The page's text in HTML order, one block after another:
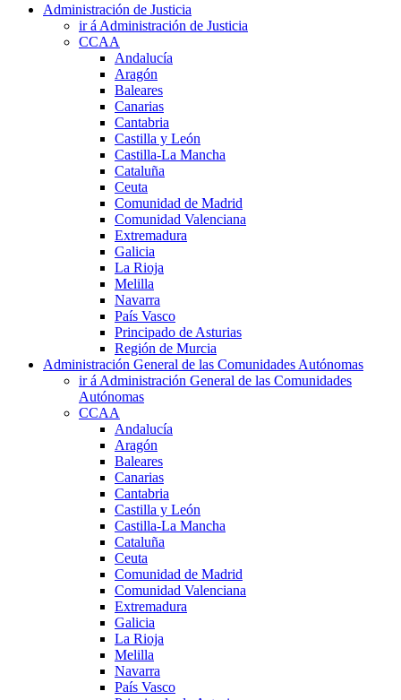
Administración de Justicia
ir á Administración de Justicia
CCAA
Andalucía
Aragón
Baleares
Canarias
Cantabria
Castilla y León
Castilla-La Mancha
Cataluña
Ceuta
Comunidad de Madrid
Comunidad Valenciana
Extremadura
Galicia
La Rioja
Melilla
Navarra
País Vasco
Principado de Asturias
Región de Murcia
Administración General de las Comunidades Autónomas
ir á Administración General de las Comunidades
Autónomas
CCAA
Andalucía
Aragón
Baleares
Canarias
Cantabria
Castilla y León
Castilla-La Mancha
Cataluña
Ceuta
Comunidad de Madrid
Comunidad Valenciana
Extremadura
Galicia
La Rioja
Melilla
Navarra
País Vasco